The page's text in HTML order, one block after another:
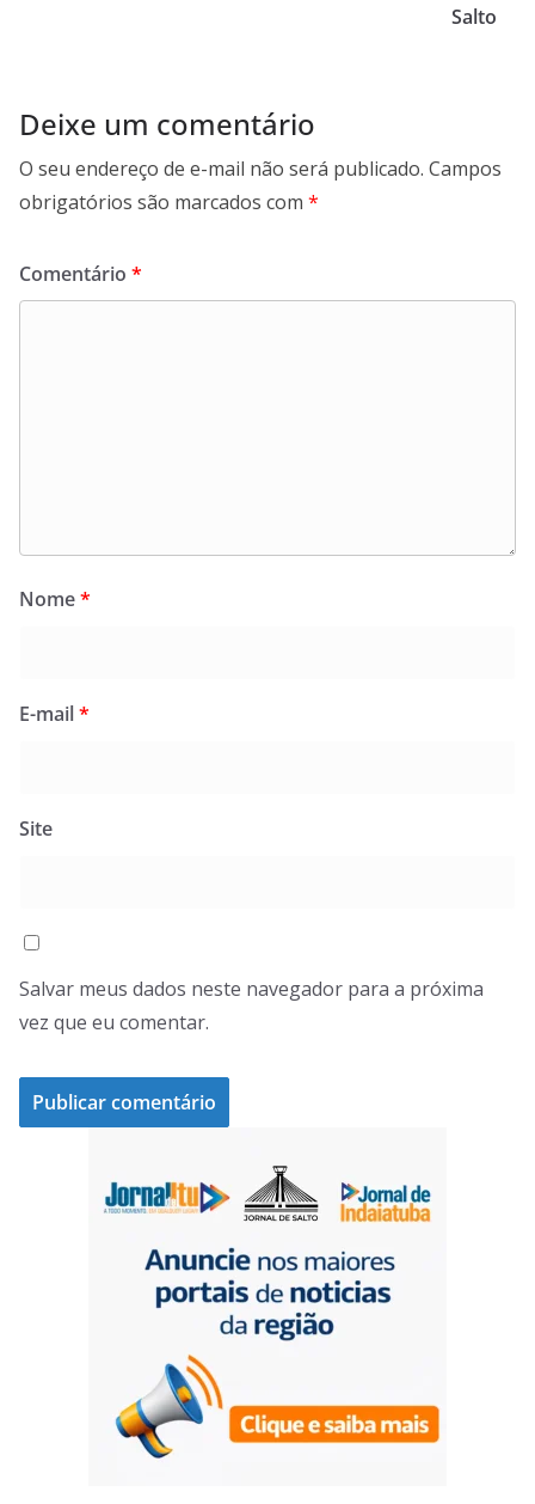
Salto
Deixe um comentário
O seu endereço de e-mail não será publicado. Campos
obrigatórios são marcados com *
Comentário *
Nome*
E-mail*
Site
Salvar meus dados neste navegador para a próxima
vez que eu comentar.